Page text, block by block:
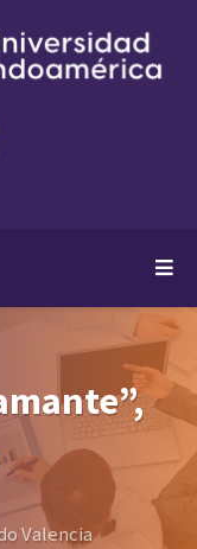
Valencia